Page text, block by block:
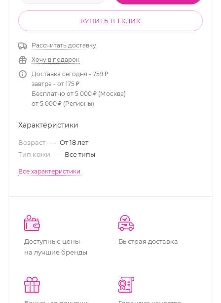
КУПИТЬ В 1 КЛИК
Рассчитать доставку
Хочу в подарок
Доставка сегодня - 759 ₽
завтра - от 175 ₽
Бесплатно от 5 000 ₽ (Москва)
от 5 000 ₽ (Регионы)
Характеристики
Возраст — От 18 лет
Тип кожи — Все типы
Все характеристики
Доступные цены
на лучшие бренды
Быстрая доставка